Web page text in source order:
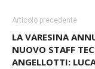
Articolo precedente
LA VARESINA
NUOVO STAFF
ANGELLOTTI: